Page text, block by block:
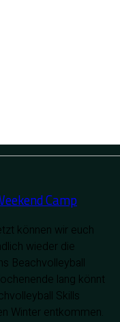
Camp
können wir euch
wieder die
Beachvolleyball
lang könnt
Skills
Winter entkommen.